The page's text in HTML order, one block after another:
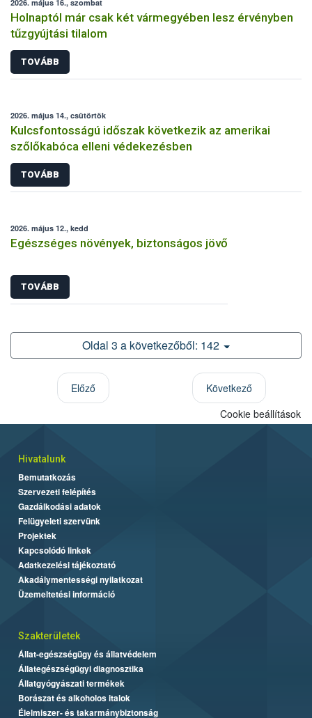
2026. május 16., szombat
Holnaptól már csak két vármegyében lesz érvényben
tűzgyújtási tilalom
TOVÁBB
2026. május 14., csütörtök
Kulcsfontosságú időszak következik az amerikai
szőlőkabóca elleni védekezésben
TOVÁBB
2026. május 12., kedd
Egészséges növények, biztonságos jövő
TOVÁBB
Oldal 3 a következőből: 142
Előző
Következő
Cookie beállítások
Hivatalunk
Bemutatkozás
Szervezeti felépítés
Gazdálkodási adatok
Felügyeleti szervünk
Projektek
Kapcsolódó linkek
Adatkezelési tájékoztató
Akadálymentességi nyilatkozat
Üzemeltetési információ
Szakterületek
Állat-egészségügy és állatvédelem
Állategészségügyi diagnosztika
Állatgyógyászati termékek
Borászat és alkoholos italok
Élelmiszer- és takarmánybiztonság